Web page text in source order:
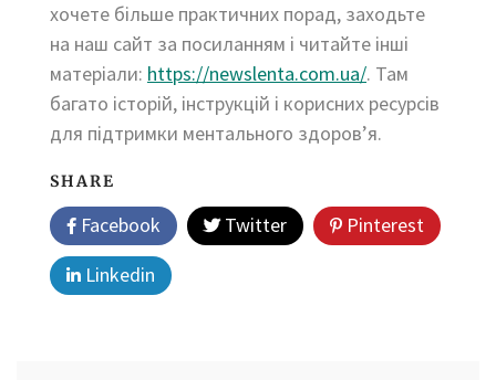
хочете більше практичних порад, заходьте
на наш сайт за посиланням і читайте інші
матеріали: https://newslenta.com.ua/. Там
багато історій, інструкцій і корисних ресурсів
для підтримки ментального здоров’я.
SHARE
Facebook Twitter
Pinterest
Linkedin